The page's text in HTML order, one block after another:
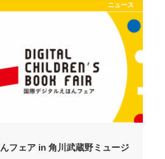
ニュース
フェア in 角川武蔵野ミュージ